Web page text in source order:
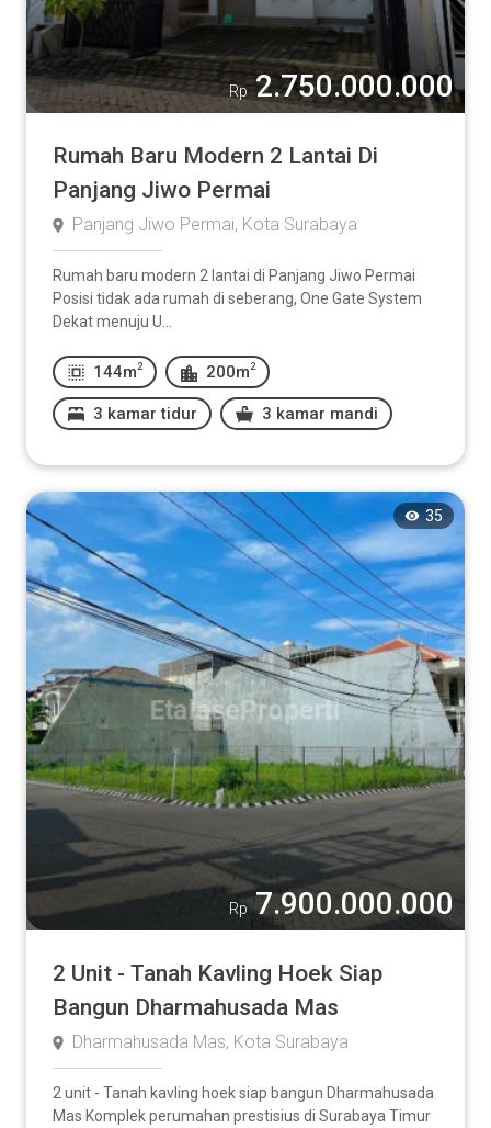
Rp 2.750.000.000
Rumah Baru Modern 2 Lantai Di
Panjang Jiwo Permai
Panjang Jiwo Permai, Kota Surabaya
Rumah baru modern 2 lantai di Panjang Jiwo Permai
Posisi tidak ada rumah di seberang, One Gate System
Dekat menuju U...
144m 2 200m 2
3 kamar tidur 3 kamar mandi
35
Rp 7.900.000.000
2 Unit - Tanah Kavling Hoek Siap
Bangun Dharmahusada Mas
Dharmahusada Mas, Kota Surabaya
2 unit - Tanah kavling hoek siap bangun Dharmahusada
Mas Komplek perumahan prestisius di Surabaya Timur